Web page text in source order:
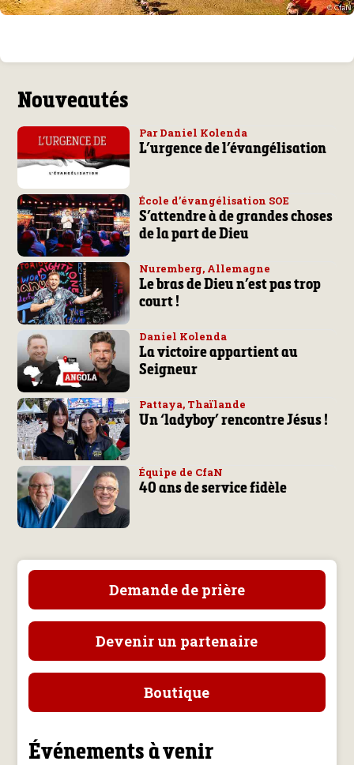
Nouveautés
Par Daniel Kolenda
L’urgence de l’évangélisation
École d’évangélisation SOE
S’attendre à de grandes choses
de la part de Dieu
Nuremberg, Allemagne
Le bras de Dieu n’est pas trop
court !
Daniel Kolenda
La victoire appartient au
Seigneur
Pattaya, Thaïlande
Un ‘ladyboy’ rencontre Jésus !
Équipe de CfaN
40 ans de service fidèle
Demande de prière
Devenir un partenaire
Boutique
Événements à venir